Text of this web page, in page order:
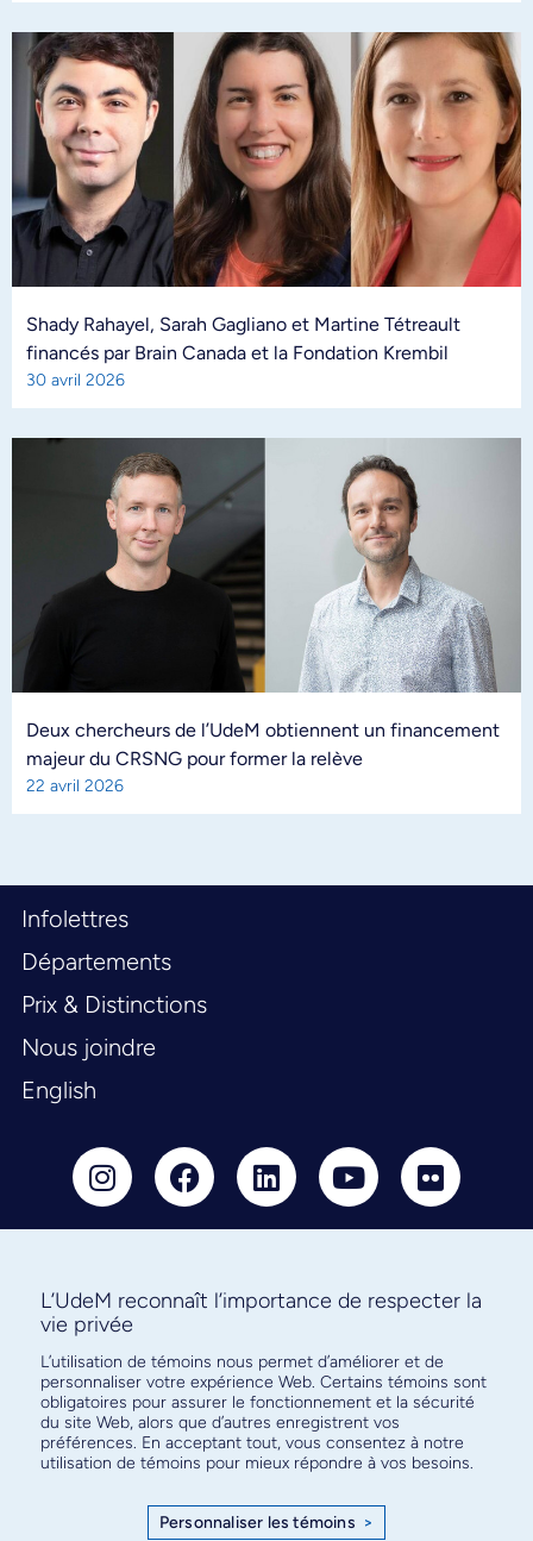
Shady Rahayel, Sarah Gagliano et Martine Tétreault
financés par Brain Canada et la Fondation Krembil
30 avril 2026
Deux chercheurs de l’UdeM obtiennent un financement
majeur du CRSNG pour former la relève
22 avril 2026
Infolettres
Départements
Prix & Distinctions
Nous joindre
English
Abonnez-vous à notre infolettre
pour connaître l’actualité facultaire
S'ABONNER
L’UdeM reconnaît l’importance de respecter la
vie privée
L’utilisation de témoins nous permet d’améliorer et de
personnaliser votre expérience Web. Certains témoins sont
obligatoires pour assurer le fonctionnement et la sécurité
du site Web, alors que d’autres enregistrent vos
préférences. En acceptant tout, vous consentez à notre
utilisation de témoins pour mieux répondre à vos besoins.
Personnaliser les témoins >